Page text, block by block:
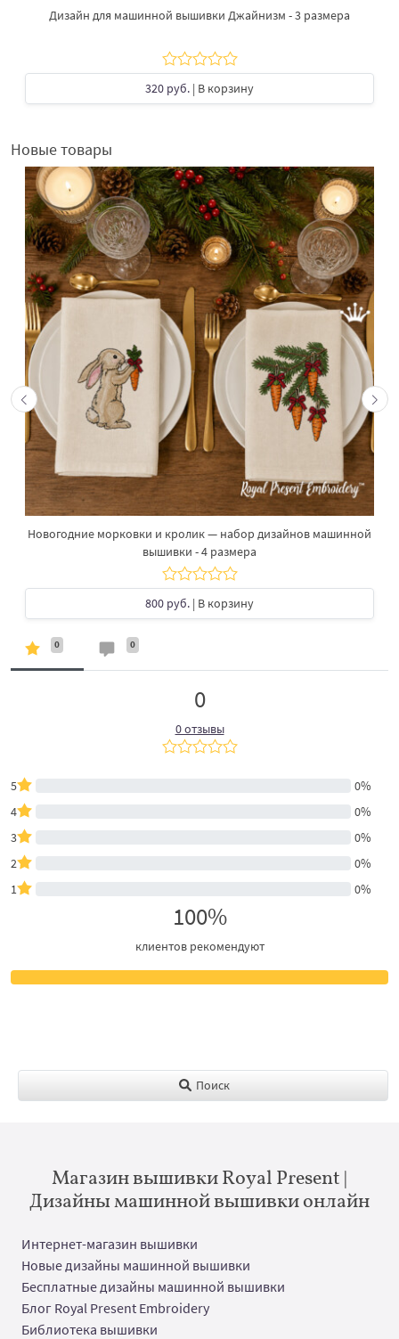
Дизайн для машинной вышивки Джайнизм - 3 размера
320 руб. | В корзину
Новые товары
Новогодние морковки и кролик — набор дизайнов машинной
вышивки - 4 размера
800 руб. | В корзину
0 0
0
0 отзывы
5
0%
4
0%
3
0%
2
0%
1
0%
100%
клиентов рекомендуют
Поиск
Магазин вышивки Royal Present |
Дизайны машинной вышивки онлайн
Интернет-магазин вышивки
Новые дизайны машинной вышивки
Бесплатные дизайны машинной вышивки
Блог Royal Present Embroidery
Библиотека вышивки